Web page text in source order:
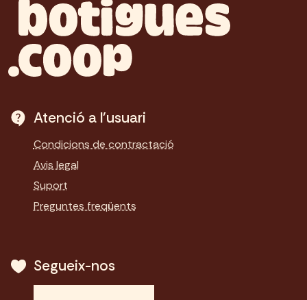
Atenció a l'usuari
Condicions de contractació
Avis legal
Suport
Preguntes freqüents
Segueix-nos